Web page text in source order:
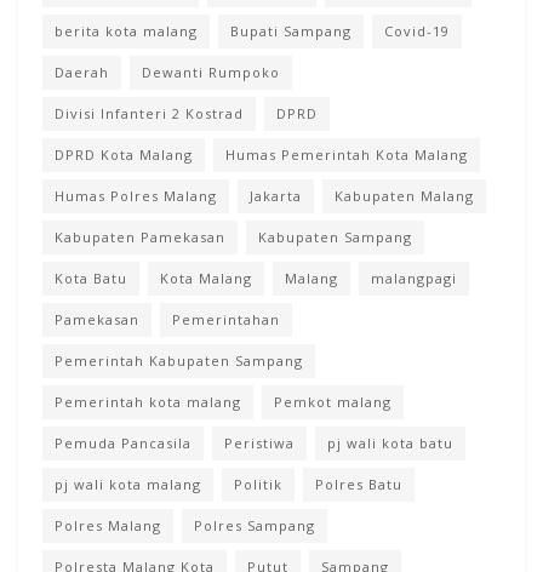
berita kota malang Bupati Sampang Covid-19
Daerah Dewanti Rumpoko
Divisi Infanteri 2 Kostrad DPRD
DPRD Kota Malang Humas Pemerintah Kota Malang
Humas Polres Malang Jakarta Kabupaten Malang
Kabupaten Pamekasan Kabupaten Sampang
Kota Batu Kota Malang Malang malangpagi
Pamekasan Pemerintahan
Pemerintah Kabupaten Sampang
Pemerintah kota malang Pemkot malang
Pemuda Pancasila Peristiwa pj wali kota batu
pj wali kota malang Politik Polres Batu
Polres Malang Polres Sampang
Polresta Malang Kota Putut Sampang